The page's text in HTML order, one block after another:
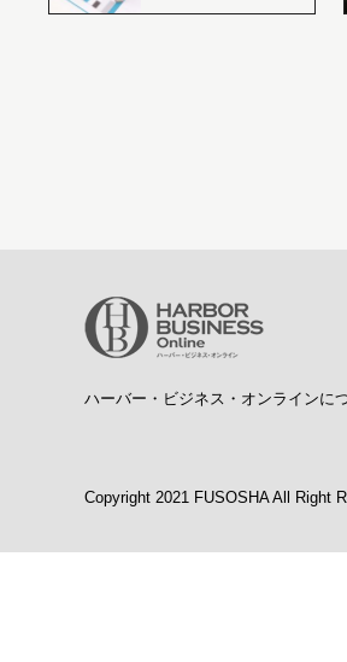
ハーバー・ビジネス・オンラインに
Copyright 2021 FUSOSHA All Right